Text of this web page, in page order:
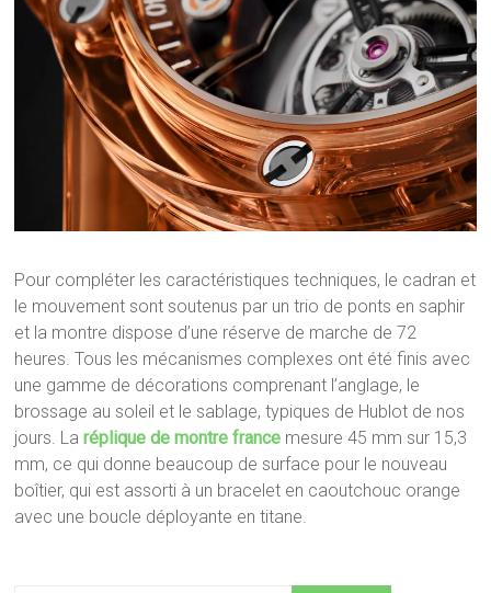
Pour compléter les caractéristiques techniques, le cadran et
le mouvement sont soutenus par un trio de ponts en saphir
et la montre dispose d’une réserve de marche de 72
heures. Tous les mécanismes complexes ont été finis avec
une gamme de décorations comprenant l’anglage, le
brossage au soleil et le sablage, typiques de Hublot de nos
jours. Laréplique de montre france mesure 45 mm sur 15,3
mm, ce qui donne beaucoup de surface pour le nouveau
boîtier, qui est assorti à un bracelet en caoutchouc orange
avec une boucle déployante en titane.